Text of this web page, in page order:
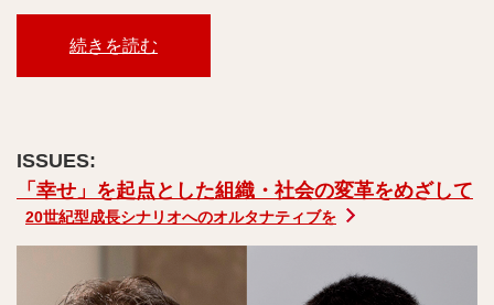
続きを読む
「幸せ」を起点とした組織・社会の変革をめざして
20世紀型成長シナリオへのオルタナティブを